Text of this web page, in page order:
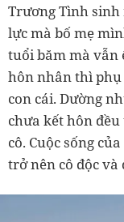
Trương Tình sinh
lực mà bố mẹ
tuổi băm mà vẫn
hôn nhân thì
con cái. Dường
chưa kết hôn
cô. Cuộc sống
trở nên cô độc và